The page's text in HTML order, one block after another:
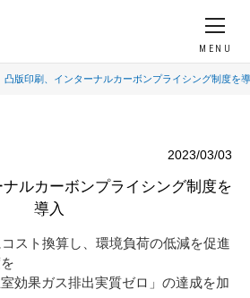
MENU
凸版印刷、インターナルカーボンプライシング制度を
2023/03/03
ルカーボンプライシング制度を
導入
スト換算し、環境負荷の低減を促進
効果ガス排出実質ゼロ」の達成を加